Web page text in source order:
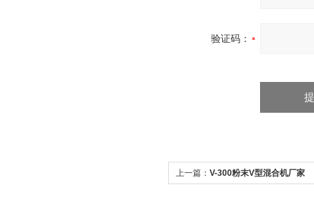
验证码：
上一篇： V-300粉末V型混合机厂家